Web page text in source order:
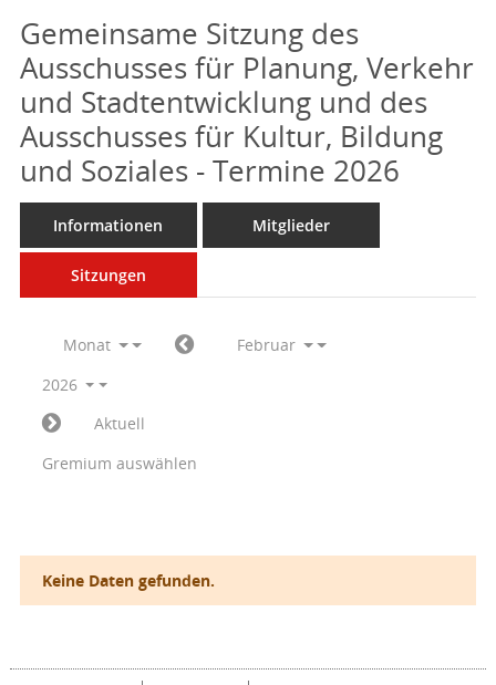
Gemeinsame Sitzung des
Ausschusses für Planung, Verkehr
und Stadtentwicklung und des
Ausschusses für Kultur, Bildung
und Soziales - Termine 2026
Informationen Mitglieder
Sitzungen
Monat
Februar
2026
Aktuell
Gremium auswählen
Keine Daten gefunden.